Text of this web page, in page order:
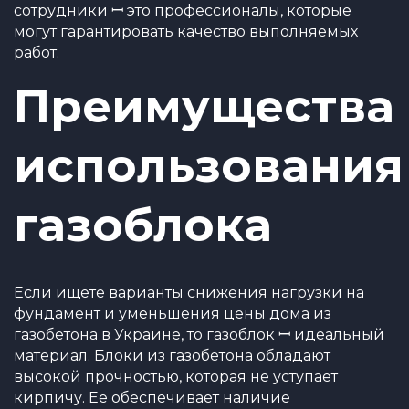
сотрудники ꟷ это профессионалы, которые
могут гарантировать качество выполняемых
работ.
Преимущества
использования
газоблока
Если ищете варианты снижения нагрузки на
фундамент и уменьшения цены дома из
газобетона в Украине, то газоблок ꟷ идеальный
материал. Блоки из газобетона обладают
высокой прочностью, которая не уступает
кирпичу. Ее обеспечивает наличие